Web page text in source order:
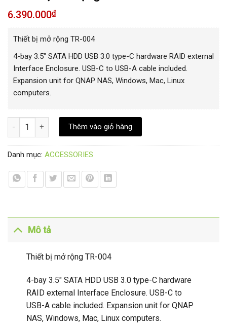
6.390.000₫
Thiết bị mở rộng TR-004
4-bay 3.5″ SATA HDD USB 3.0 type-C hardware RAID external
Interface Enclosure. USB-C to USB-A cable included.
Expansion unit for QNAP NAS, Windows, Mac, Linux
computers.
Thiết bị mở rộng TR-004 số lượng
Thêm vào giỏ hàng
Danh mục: ACCESSORIES
Mô tả
Thiết bị mở rộng TR-004
4-bay 3.5″ SATA HDD USB 3.0 type-C hardware
RAID external Interface Enclosure. USB-C to
USB-A cable included. Expansion unit for QNAP
NAS, Windows, Mac, Linux computers.